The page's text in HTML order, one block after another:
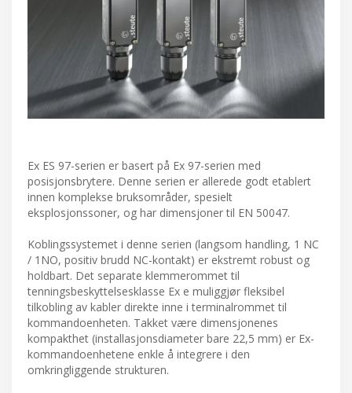
Ex ES 97-serien er basert på Ex 97-serien med
posisjonsbrytere. Denne serien er allerede godt etablert
innen komplekse bruksområder, spesielt
eksplosjonssoner, og har dimensjoner til EN 50047.
Koblingssystemet i denne serien (langsom handling, 1 NC
/ 1NO, positiv brudd NC-kontakt) er ekstremt robust og
holdbart. Det separate klemmerommet til
tenningsbeskyttelsesklasse Ex e muliggjør fleksibel
tilkobling av kabler direkte inne i terminalrommet til
kommandoenheten. Takket være dimensjonenes
kompakthet (installasjonsdiameter bare 22,5 mm) er Ex-
kommandoenhetene enkle å integrere i den
omkringliggende strukturen.